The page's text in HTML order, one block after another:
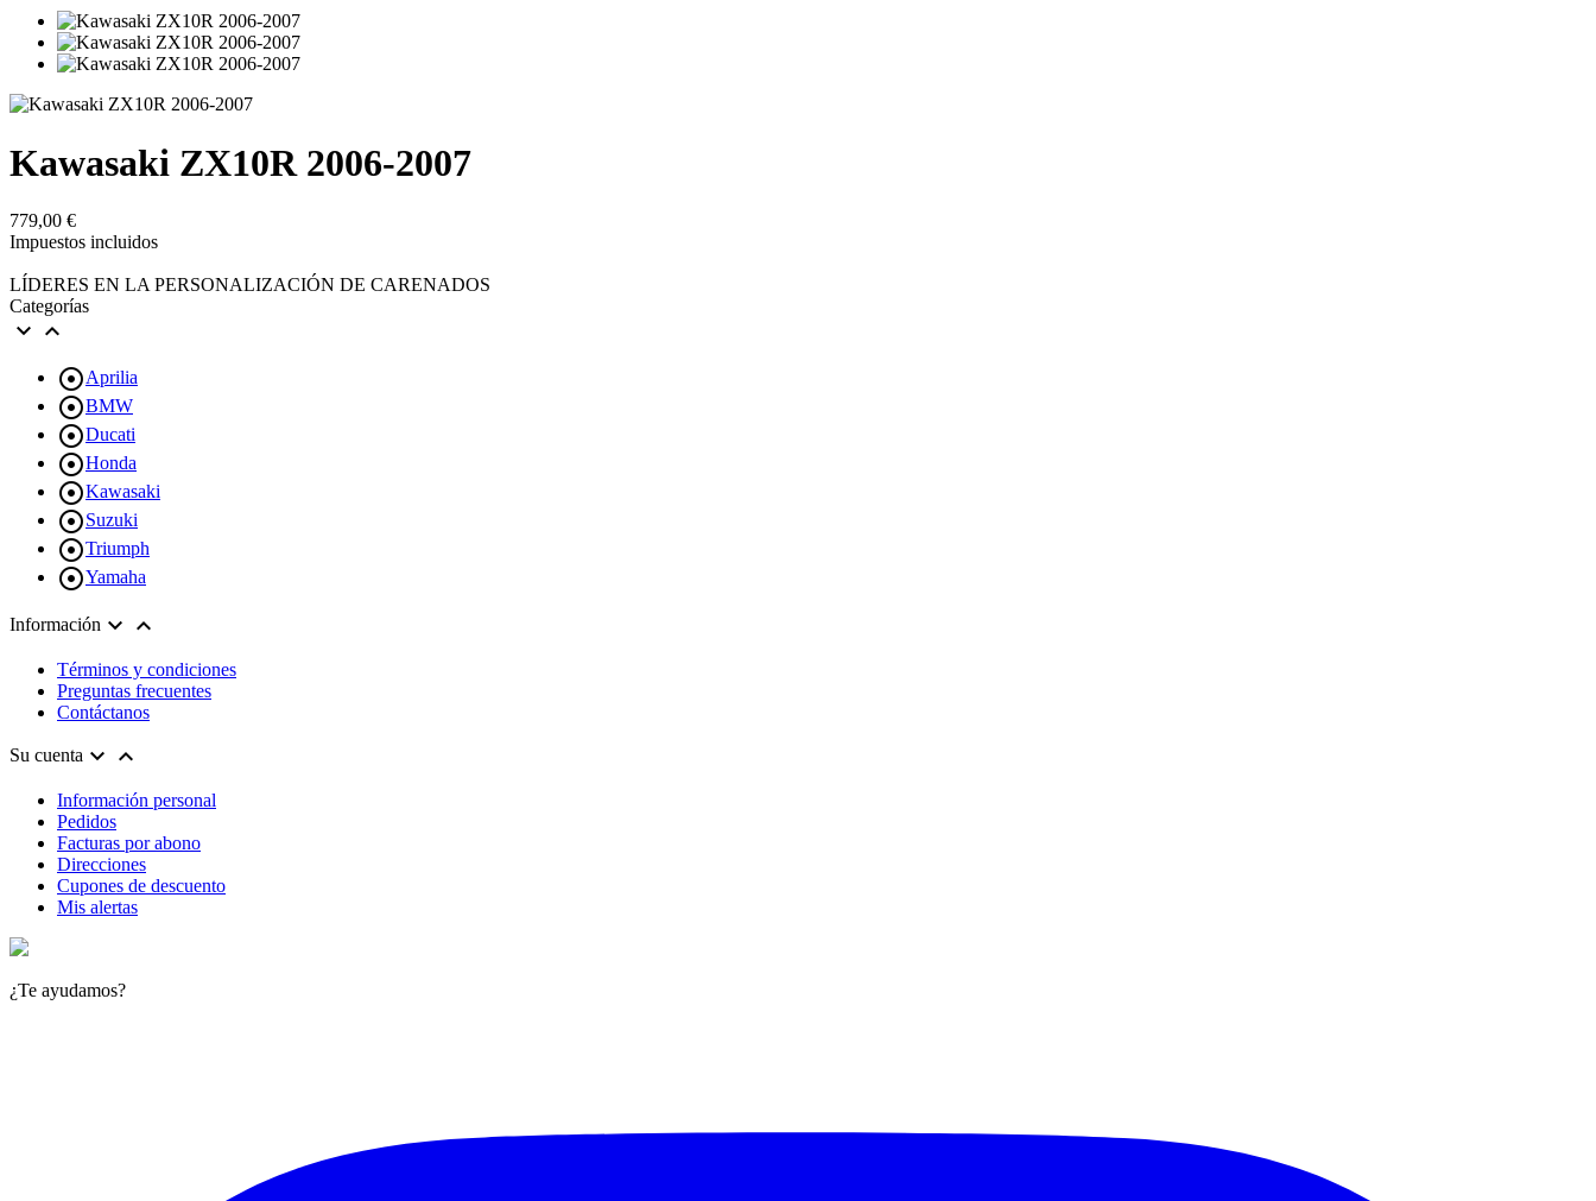
Kawasaki ZX10R 2006-2007
779,00 €
Impuestos incluidos
LÍDERES EN LA PERSONALIZACIÓN DE CARENADOS
Categorías
 
Aprilia
BMW
Ducati
Honda
Kawasaki
Suzuki
Triumph
Yamaha
Información  
Términos y condiciones
Preguntas frecuentes
Contáctanos
Su cuenta  
Información personal
Pedidos
Facturas por abono
Direcciones
Cupones de descuento
Mis alertas
¿Te ayudamos?